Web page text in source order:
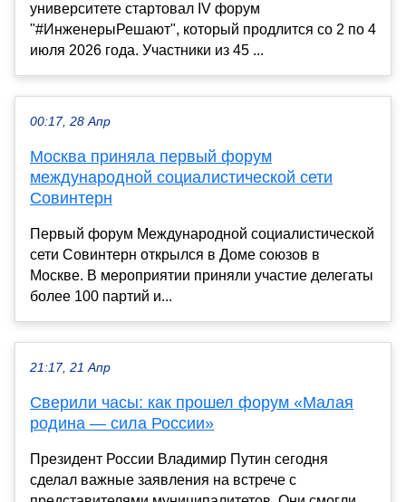
университете стартовал IV форум
"#ИнженерыРешают", который продлится со 2 по 4
июля 2026 года. Участники из 45 ...
00:17, 28 Апр
Москва приняла первый форум
международной социалистической сети
Совинтерн
Первый форум Международной социалистической
сети Совинтерн открылся в Доме союзов в
Москве. В мероприятии приняли участие делегаты
более 100 партий и...
21:17, 21 Апр
Сверили часы: как прошел форум «Малая
родина — сила России»
Президент России Владимир Путин сегодня
сделал важные заявления на встрече с